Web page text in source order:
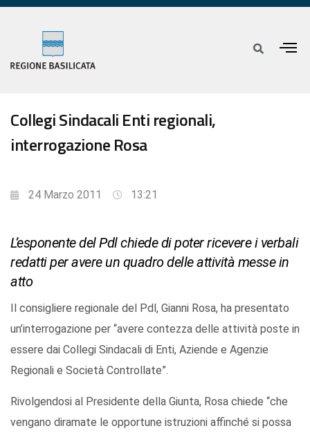
Collegi Sindacali Enti regionali,
interrogazione Rosa
24 Marzo 2011 13:21
L’esponente del Pdl chiede di poter ricevere i verbali
redatti per avere un quadro delle attività messe in
atto
Il consigliere regionale del Pdl, Gianni Rosa, ha presentato
un’interrogazione per “avere contezza delle attività poste in
essere dai Collegi Sindacali di Enti, Aziende e Agenzie
Regionali e Società Controllate”.
Rivolgendosi al Presidente della Giunta, Rosa chiede “che
vengano diramate le opportune istruzioni affinché si possa